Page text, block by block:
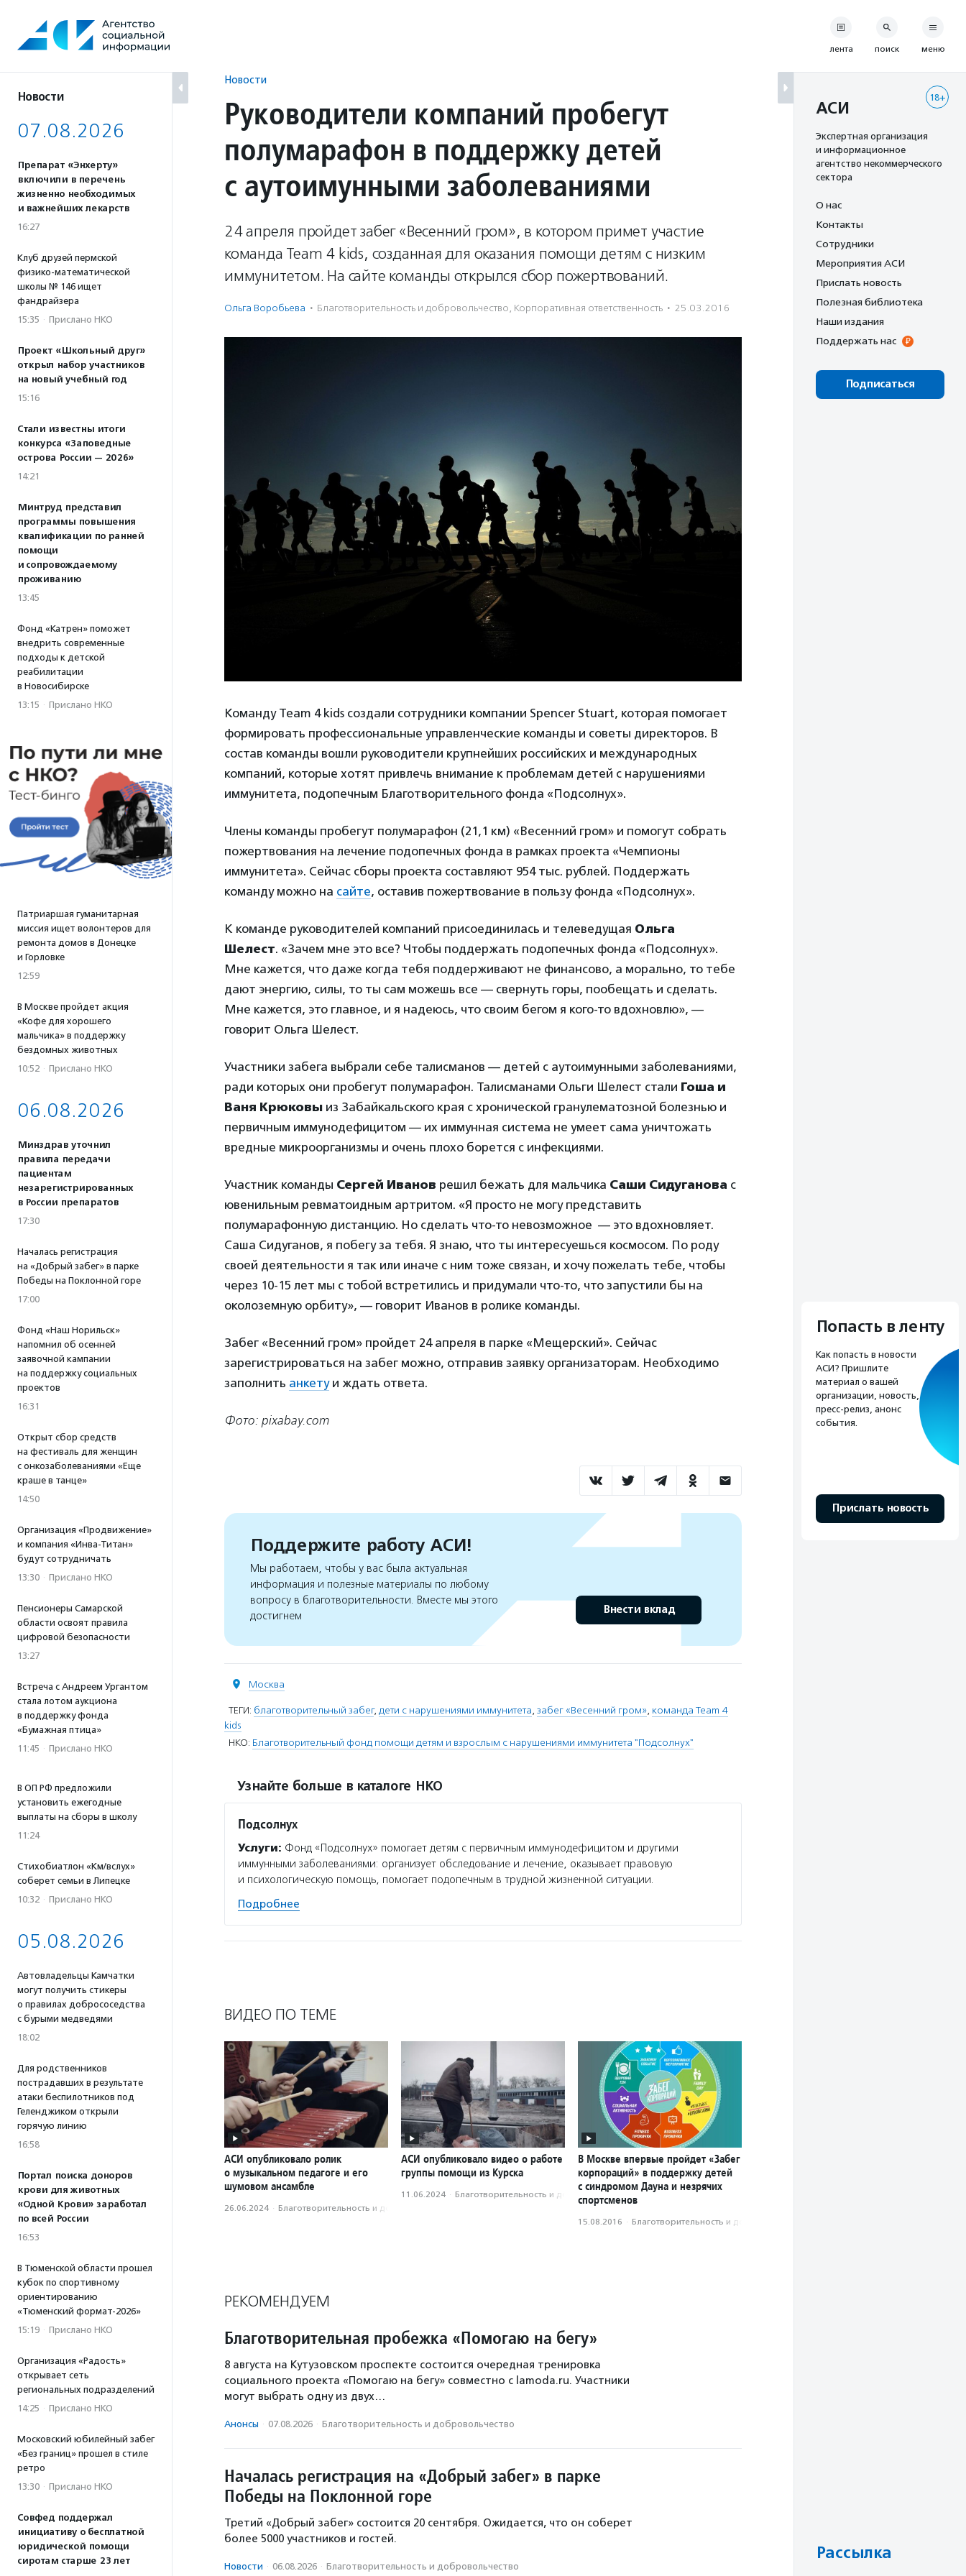
содержанию
Новости
07.08.2026
Препарат «Энхерту»
включили в перечень
жизненно необходимых
и важнейших лекарств
16:27
Клуб друзей пермской
физико-математической
школы № 146 ищет
фандрайзера
15:35 · Прислано НКО
Проект «Школьный друг»
открыл набор участников
на новый учебный год
15:16
Стали известны итоги
конкурса «Заповедные
острова России — 2026»
14:21
Минтруд представил
программы повышения
квалификации по ранней
помощи
и сопровождаемому
проживанию
13:45
Фонд «Катрен» поможет
внедрить современные
подходы к детской
реабилитации
в Новосибирске
13:15 · Прислано НКО
Патриаршая гуманитарная
миссия ищет волонтеров для
ремонта домов в Донецке
и Горловке
12:59
В Москве пройдет акция
«Кофе для хорошего
мальчика» в поддержку
бездомных животных
10:52 · Прислано НКО
06.08.2026
Минздрав уточнил
правила передачи
пациентам
незарегистрированных
в России препаратов
17:30
Началась регистрация
на «Добрый забег» в парке
Победы на Поклонной горе
17:00
Фонд «Наш Норильск»
напомнил об осенней
заявочной кампании
на поддержку социальных
проектов
16:31
Открыт сбор средств
на фестиваль для женщин
с онкозаболеваниями «Еще
краше в танце»
14:50
Организация «Продвижение»
и компания «Инва-Титан»
будут сотрудничать
13:30 · Прислано НКО
Пенсионеры Самарской
области освоят правила
цифровой безопасности
13:27
Встреча с Андреем Ургантом
стала лотом аукциона
в поддержку фонда
«Бумажная птица»
11:45 · Прислано НКО
В ОП РФ предложили
установить ежегодные
выплаты на сборы в школу
11:24
Стихобиатлон «Км/вслух»
соберет семьи в Липецке
10:32 · Прислано НКО
05.08.2026
Автовладельцы Камчатки
могут получить стикеры
о правилах добрососедства
с бурыми медведями
18:02
Для родственников
пострадавших в результате
атаки беспилотников под
Геленджиком открыли
горячую линию
16:58
Портал поиска доноров
крови для животных
«Одной Крови» заработал
по всей России
16:53
В Тюменской области прошел
кубок по спортивному
ориентированию
«Тюменский формат-2026»
15:19 · Прислано НКО
Организация «Радость»
открывает сеть
региональных подразделений
14:25 · Прислано НКО
Московский юбилейный забег
«Без границ» прошел в стиле
ретро
13:30 · Прислано НКО
Совфед поддержал
инициативу о бесплатной
юридической помощи
сиротам старше 23 лет
Новости
Руководители компаний пробегут
полумарафон в поддержку детей
с аутоимунными заболеваниями
24 апреля пройдет забег «Весенний гром», в котором примет участие
команда Team 4 kids, созданная для оказания помощи детям с низким
иммунитетом. На сайте команды открылся сбор пожертвований.
Ольга Воробьева · Благотвори­тель­ность и доброволь­чест­во, Корпоративная ответственность · 25.03.2016
Команду Team 4 kids создали сотрудники компании Spencer Stuart, которая помогает
формировать профессиональные управленческие команды и советы директоров. В
состав команды вошли руководители крупнейших российских и международных
компаний, которые хотят привлечь внимание к проблемам детей с нарушениями
иммунитета, подопечным Благотворительного фонда «Подсолнух».
Члены команды пробегут полумарафон (21,1 км) «Весенний гром» и помогут собрать
пожертвования на лечение подопечных фонда в рамках проекта «Чемпионы
иммунитета». Сейчас сборы проекта составляют 954 тыс. рублей. Поддержать
команду можно на сайте, оставив пожертвование в пользу фонда «Подсолнух».
К команде руководителей компаний присоединилась и телеведущая Ольга
Шелест. «Зачем мне это все? Чтобы поддержать подопечных фонда «Подсолнух».
Мне кажется, что даже когда тебя поддерживают не финансово, а морально, то тебе
дают энергию, силы, то ты сам можешь все — свернуть горы, пообещать и сделать.
Мне кажется, это главное, и я надеюсь, что своим бегом я кого-то вдохновлю», —
говорит Ольга Шелест.
Участники забега выбрали себе талисманов — детей с аутоимунными заболеваниями,
ради которых они пробегут полумарафон. Талисманами Ольги Шелест стали Гоша и
Ваня Крюковы из Забайкальского края с хронической гранулематозной болезнью и
первичным иммунодефицитом — их иммунная система не умеет сама уничтожать
вредные микроорганизмы и очень плохо борется с инфекциями.
Участник команды Сергей Иванов решил бежать для мальчика Саши Сидуганова с
ювенильным ревматоидным артритом. «Я просто не могу представить
полумарафонную дистанцию. Но сделать что-то невозможное — это вдохновляет.
Саша Сидуганов, я побегу за тебя. Я знаю, что ты интересуешься космосом. По роду
своей деятельности я так или иначе с ним тоже связан, и хочу пожелать тебе, чтобы
через 10-15 лет мы с тобой встретились и придумали что-то, что запустили бы на
околоземную орбиту», — говорит Иванов в ролике команды.
Забег «Весенний гром» пройдет 24 апреля в парке «Мещерский». Сейчас
зарегистрироваться на забег можно, отправив заявку организаторам. Необходимо
заполнить анкетуи ждать ответа.
Фото: pixabay.com
Поддержите работу АСИ!
Мы работаем, чтобы у вас была актуальная
информация и полезные материалы по любому
вопросу в благотворительности. Вместе мы этого
достигнем
Внести вклад
Москва
ТЕГИ: благотворительный забег, дети с нарушениями иммунитета, забег «Весенний гром», команда Team 4
kids
НКО: Благотворительный фонд помощи детям и взрослым с нарушениями иммунитета "Подсолнух"
Узнайте больше в каталоге НКО
Подсолнух
Услуги: Фонд «Подсолнух» помогает детям с первичным иммунодефицитом и другими
иммунными заболеваниями: организует обследование и лечение, оказывает правовую
и психологическую помощь, помогает подопечным в трудной жизненной ситуации.
Подробнее
ВИДЕО ПО ТЕМЕ
АСИ опубликовало ролик
о музыкальном педагоге и его
шумовом ансамбле
26.06.2024 · Благотвори­тель­ность и доброволь­чест­во
АСИ опубликовало видео о работе
группы помощи из Курска
11.06.2024 · Благотвори­тель­ность и доброволь­чест­во
В Москве впервые пройдет «Забег
корпораций» в поддержку детей
с синдромом Дауна и незрячих
спортсменов
15.08.2016 · Благотвори­тель­ность и доброволь­чест­во
РЕКОМЕНДУЕМ
Благотворительная пробежка «Помогаю на бегу»
8 августа на Кутузовском проспекте состоится очередная тренировка
социального проекта «Помогаю на бегу» совместно с lamoda.ru. Участники
могут выбрать одну из двух…
Анонсы · 07.08.2026 · Благотвори­тель­ность и доброволь­чест­во
Началась регистрация на «Добрый забег» в парке
Победы на Поклонной горе
Третий «Добрый забег» состоится 20 сентября. Ожидается, что он соберет
более 5000 участников и гостей.
Новости · 06.08.2026 · Благотвори­тель­ность и доброволь­чест­во
лента поиск меню
18+
АСИ
Экспертная организация
и информационное
агентство некоммерческого
сектора
О нас
Контакты
Сотрудники
Мероприятия АСИ
Прислать новость
Полезная библиотека
Наши издания
Поддержать нас
Подписаться
Попасть в ленту
Как попасть в новости
АСИ? Пришлите
материал о вашей
организации, новость,
пресс-релиз, анонс
события.
Прислать новость
Рассылка